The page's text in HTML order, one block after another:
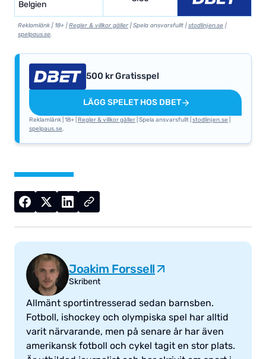
Belgien
Reklamlänk | 18+ |Regler & villkor gäller | Spela ansvarsfullt |stodlinjen.se |
spelpaus.se.
500 kr Gratisspel
LÄGG SPELET HOS DBET
Reklamlänk | 18+ | Regler & villkor gäller | Spela ansvarsfullt | stodlinjen.se
spelpaus.se.
Joakim Forssell
Skribent
Allmänt sportintresserad sedan barnsben.
Fotboll, ishockey och olympiska spel har alltid
varit närvarande, men på senare år har även
amerikansk fotboll och cykel tagit en stor plats.